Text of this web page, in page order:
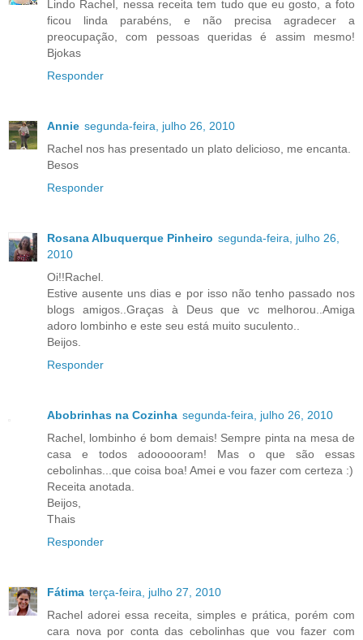
Lindo Rachel, nessa receita tem tudo que eu gosto, a foto
ficou linda parabéns, e não precisa agradecer a
preocupação, com pessoas queridas é assim mesmo!
Bjokas
Responder
Annie segunda-feira, julho 26, 2010
Rachel nos has presentado un plato delicioso, me encanta.
Besos
Responder
Rosana Albuquerque Pinheiro segunda-feira, julho 26,
2010
Oi!!Rachel.
Estive ausente uns dias e por isso não tenho passado nos
blogs amigos..Graças à Deus que vc melhorou..Amiga
adoro lombinho e este seu está muito suculento..
Beijos.
Responder
Abobrinhas na Cozinha segunda-feira, julho 26, 2010
Rachel, lombinho é bom demais! Sempre pinta na mesa de
casa e todos adoooooram! Mas o que são essas
cebolinhas...que coisa boa! Amei e vou fazer com certeza :)
Receita anotada.
Beijos,
Thais
Responder
Fátima terça-feira, julho 27, 2010
Rachel adorei essa receita, simples e prática, porém com
cara nova por conta das cebolinhas que vou fazer com